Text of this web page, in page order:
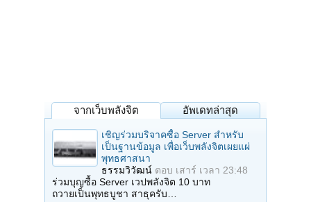
จากเว็บพลังจิต อัพเดทล่าสุด
เชิญร่วมบริจาคซื้อ Server สำหรับ
เป็นฐานข้อมูล เพื่อเว็บพลังจิตเผยแผ่
พุทธศาสนา
ธรรมวิวัฒน์ ตอบ เสาร์ เวลา 23:48
ร่วมบุญซื้อ Server เวปพลังจิต 10 บาท
ถวายเป็นพุทธบูชา สาธุครับ…